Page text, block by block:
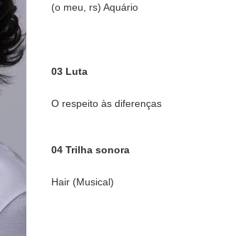
(o meu, rs) Aquário
03 Luta
O respeito às diferenças
04 Trilha sonora
Hair (Musical)